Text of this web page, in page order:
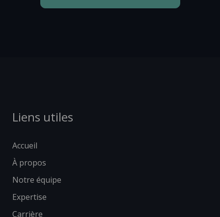
Liens utiles
Accueil
À propos
Notre équipe
Expertise
Carrière